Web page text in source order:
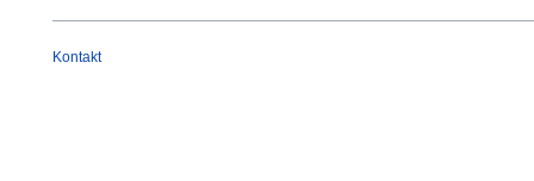
Kontakt